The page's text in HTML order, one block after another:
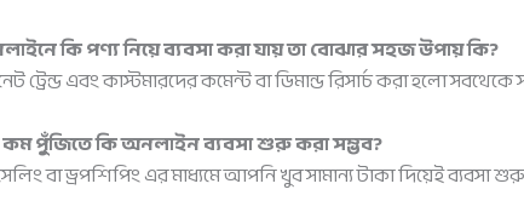
কি পণ্য নিয়ে ব্যবসা করা যায় তা বোঝার সহজ উপায় কি?
ট্রেন্ড এবং কাস্টমারদের কমেন্ট বা ডিমান্ড রিসার্চ করা হলো
পুঁজিতে কি অনলাইন ব্যবসা শুরু করা সম্ভব?
বা ড্রপশিপিং এর মাধ্যমে আপনি খুব সামান্য টাকা দিয়েই ব্যবসা